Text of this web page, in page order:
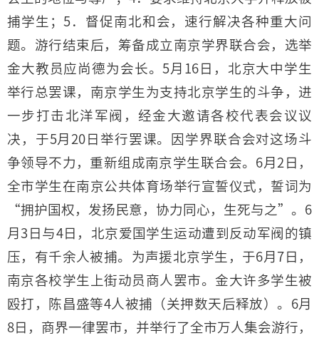
捕学生；5．督促南北和会，速行解决各种重大问
题。游行结束后，筹备成立南京学界联合会，选举
金大教员应尚德为会长。5月16日，北京大中学生
举行总罢课，南京学生为支持北京学生的斗争，进
一步打击北洋军阀，经金大邀请各校代表会议议
决，于5月20日举行罢课。因学界联合会对这场斗
争领导不力，重新组成南京学生联合会。6月2日，
全市学生在南京公共体育场举行宣誓仪式，誓词为
“拥护国权，发扬民意，协力同心，生死与之”。6
月3日与4日，北京爱国学生运动遭到反动军阀的镇
压，有千余人被捕。为声援北京学生，于6月7日，
南京各校学生上街动员商人罢市。金大许多学生被
殴打，陈昌盛等4人被捕（关押数天后释放）。6月
8日，商界一律罢市，并举行了全市万人集会游行，